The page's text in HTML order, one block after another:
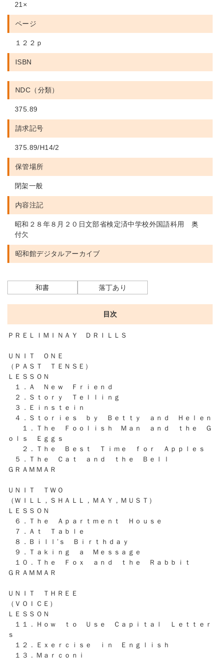
21×
ページ
１２２ｐ
ISBN
NDC（分類）
375.89
請求記号
375.89/H14/2
保管場所
閉架一般
内容注記
昭和２８年８月２０日文部省検定済中学校外国語科用 奥
付欠
昭和館デジタルアーカイブ
和書 落丁あり
目次
ＰＲＥＬＩＭＩＮＡＹ ＤＲＩＬＬＳ
ＵＮＩＴ ＯＮＥ
（ＰＡＳＴ ＴＥＮＳＥ）
ＬＥＳＳＯＮ
１．Ａ Ｎｅｗ Ｆｒｉｅｎｄ
２．Ｓｔｏｒｙ Ｔｅｌｌｉｎｇ
３．Ｅｉｎｓｔｅｉｎ
４．Ｓｔｏｒｉｅｓ ｂｙ Ｂｅｔｔｙ ａｎｄ Ｈｅｌｅｎ
１．Ｔｈｅ Ｆｏｏｌｉｓｈ Ｍａｎ ａｎｄ ｔｈｅ Ｇ
ｏｌｓ Ｅｇｇｓ
２．Ｔｈｅ Ｂｅｓｔ Ｔｉｍｅ ｆｏｒ Ａｐｐｌｅｓ
５．Ｔｈｅ Ｃａｔ ａｎｄ ｔｈｅ Ｂｅｌｌ
ＧＲＡＭＭＡＲ
ＵＮＩＴ ＴＷＯ
（ＷＩＬＬ，ＳＨＡＬＬ，ＭＡＹ，ＭＵＳＴ）
ＬＥＳＳＯＮ
６．Ｔｈｅ Ａｐａｒｔｍｅｎｔ Ｈｏｕｓｅ
７．Ａｔ Ｔａｂｌｅ
８．Ｂｉｌｌ’ｓ Ｂｉｒｔｈｄａｙ
９．Ｔａｋｉｎｇ ａ Ｍｅｓｓａｇｅ
１０．Ｔｈｅ Ｆｏｘ ａｎｄ ｔｈｅ Ｒａｂｂｉｔ
ＧＲＡＭＭＡＲ
ＵＮＩＴ ＴＨＲＥＥ
（ＶＯＩＣＥ）
ＬＥＳＳＯＮ
１１．Ｈｏｗ ｔｏ Ｕｓｅ Ｃａｐｉｔａｌ Ｌｅｔｔｅｒ
ｓ
１２．Ｅｘｅｒｃｉｓｅ ｉｎ Ｅｎｇｌｉｓｈ
１３．Ｍａｒｃｏｎｉ